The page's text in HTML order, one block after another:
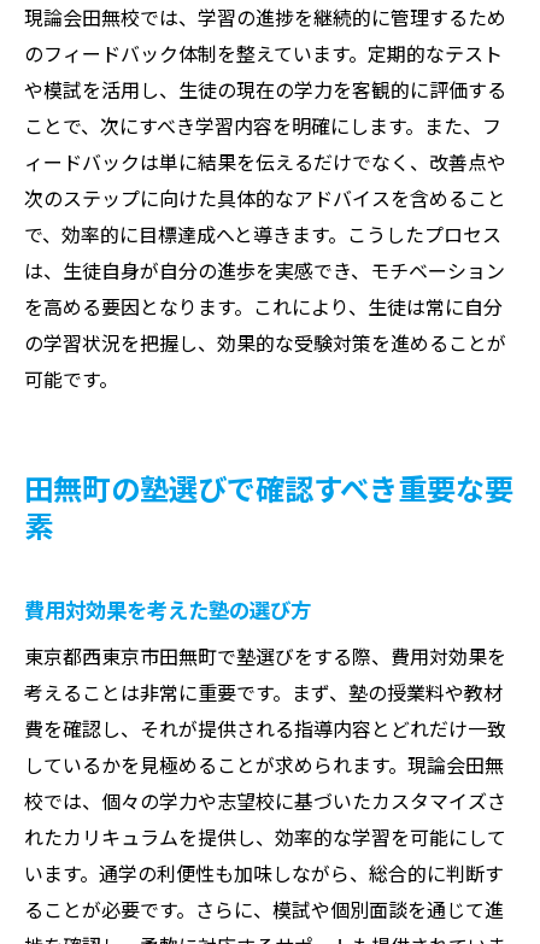
現論会田無校では、学習の進捗を継続的に管理するため
のフィードバック体制を整えています。定期的なテスト
や模試を活用し、生徒の現在の学力を客観的に評価する
ことで、次にすべき学習内容を明確にします。また、フ
ィードバックは単に結果を伝えるだけでなく、改善点や
次のステップに向けた具体的なアドバイスを含めること
で、効率的に目標達成へと導きます。こうしたプロセス
は、生徒自身が自分の進歩を実感でき、モチベーション
を高める要因となります。これにより、生徒は常に自分
の学習状況を把握し、効果的な受験対策を進めることが
可能です。
田無町の塾選びで確認すべき重要な要
素
費用対効果を考えた塾の選び方
東京都西東京市田無町で塾選びをする際、費用対効果を
考えることは非常に重要です。まず、塾の授業料や教材
費を確認し、それが提供される指導内容とどれだけ一致
しているかを見極めることが求められます。現論会田無
校では、個々の学力や志望校に基づいたカスタマイズさ
れたカリキュラムを提供し、効率的な学習を可能にして
います。通学の利便性も加味しながら、総合的に判断す
ることが必要です。さらに、模試や個別面談を通じて進